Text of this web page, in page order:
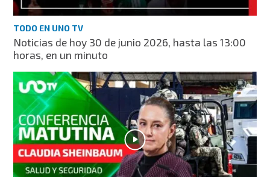
TODO EN UNO TV
Noticias de hoy 30 de junio 2026, hasta las 13:00
horas, en un minuto